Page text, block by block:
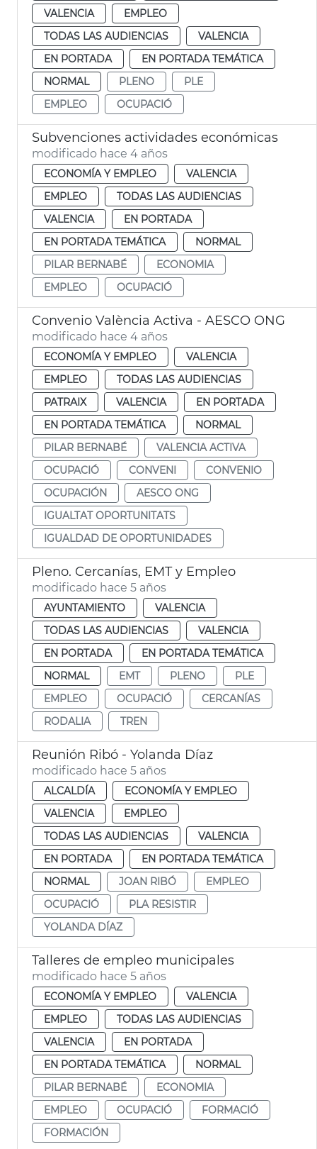
VALENCIA
EMPLEO
TODAS LAS AUDIENCIAS
VALENCIA
EN PORTADA
EN PORTADA TEMÁTICA
NORMAL
PLENO
PLE
EMPLEO
OCUPACIÓ
Subvenciones actividades económicas
modificado hace 4 años
ECONOMÍA Y EMPLEO
VALENCIA
EMPLEO
TODAS LAS AUDIENCIAS
VALENCIA
EN PORTADA
EN PORTADA TEMÁTICA
NORMAL
PILAR BERNABÉ
ECONOMIA
EMPLEO
OCUPACIÓ
Convenio València Activa - AESCO ONG
modificado hace 4 años
ECONOMÍA Y EMPLEO
VALENCIA
EMPLEO
TODAS LAS AUDIENCIAS
PATRAIX
VALENCIA
EN PORTADA
EN PORTADA TEMÁTICA
NORMAL
PILAR BERNABÉ
VALENCIA ACTIVA
OCUPACIÓ
CONVENI
CONVENIO
OCUPACIÓN
AESCO ONG
IGUALTAT OPORTUNITATS
IGUALDAD DE OPORTUNIDADES
Pleno. Cercanías, EMT y Empleo
modificado hace 5 años
AYUNTAMIENTO
VALENCIA
TODAS LAS AUDIENCIAS
VALENCIA
EN PORTADA
EN PORTADA TEMÁTICA
NORMAL
EMT PLENO
PLE
EMPLEO
OCUPACIÓ
CERCANÍAS
RODALIA
TREN
Reunión Ribó - Yolanda Díaz
modificado hace 5 años
ALCALDÍA
ECONOMÍA Y EMPLEO
VALENCIA
EMPLEO
TODAS LAS AUDIENCIAS
VALENCIA
EN PORTADA
EN PORTADA TEMÁTICA
NORMAL
JOAN RIBÓ
EMPLEO
OCUPACIÓ
PLA RESISTIR
YOLANDA DÍAZ
Talleres de empleo municipales
modificado hace 5 años
ECONOMÍA Y EMPLEO
VALENCIA
EMPLEO
TODAS LAS AUDIENCIAS
VALENCIA
EN PORTADA
EN PORTADA TEMÁTICA
NORMAL
PILAR BERNABÉ
ECONOMIA
EMPLEO
OCUPACIÓ
FORMACIÓ
FORMACIÓN